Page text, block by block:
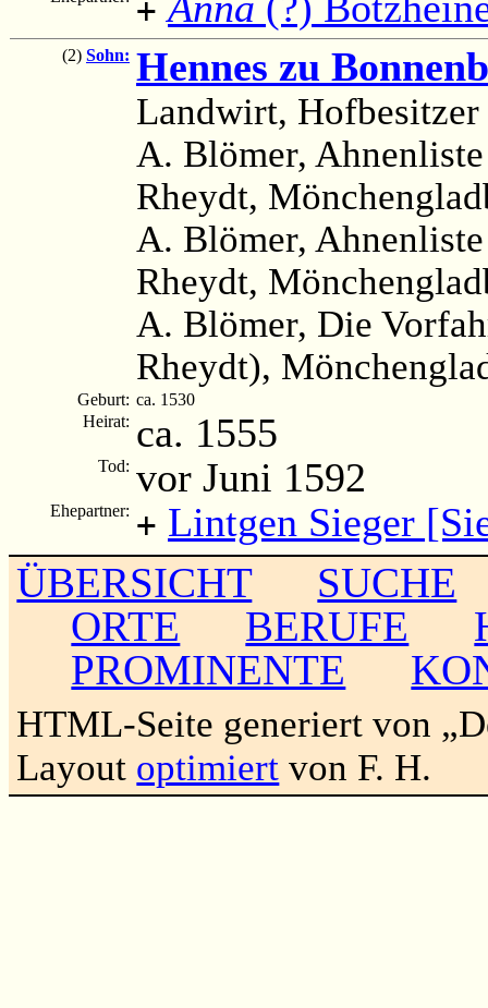
+
(2) Sohn: Hennes zu
Landwirt, Hofbesitzer
A. Blömer,
Rheydt,
A. Blömer,
Rheydt,
A. Blömer, Die
Rheydt),
Geburt: ca. 1530
Heirat: ca. 1555
Tod: vor Juni 1592
Ehepartner: + Lintgen Sieger
ÜBERSICHT
SUCHE
ORTE
BERUFE
PROMINENTE
HTML-Seite generiert von
Layout optimiert von F. H.